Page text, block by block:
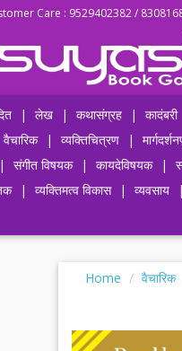
Care : 9529402382 /
| लेख | कथासंग्रह | कादंबरी
वैचारिक | व्यक्तिचित्रण |
| संगीत विषयक | कायदेविषयक |
| व्यक्तिमत्व विकास | व्यवसाय |
Home वैचारिक